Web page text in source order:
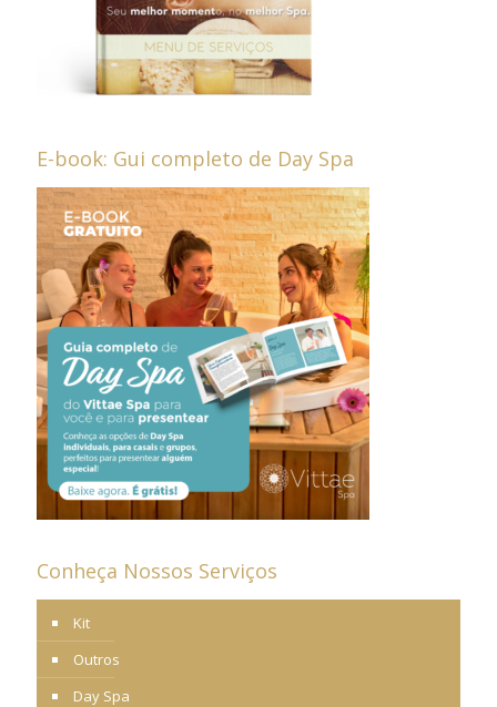
E-book: Gui completo de Day Spa
Conheça Nossos Serviços
Kit
Outros
Day Spa